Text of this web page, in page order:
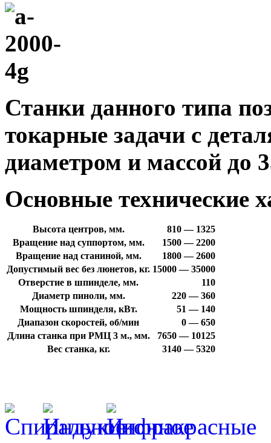
Станки данного типа
токарные задачи с
диаметром и массой до
Основные технические
Высота центров, мм.
810 — 1325
Вращение над суппортом, мм.
1500 — 2200
Вращение над станиной, мм.
1800 — 2600
Допустимый вес без люнетов, кг. 15000 — 35000
Отверстие в шпинделе, мм.
110
Диаметр пиноли, мм.
220 — 360
Мощность шпинделя, кВт.
51 — 140
Диапазон скоростей, об/мин
0 — 650
Длина станка при РМЦ 3 м., мм.
7650 — 10125
Вес станка, кг.
3140 — 5320